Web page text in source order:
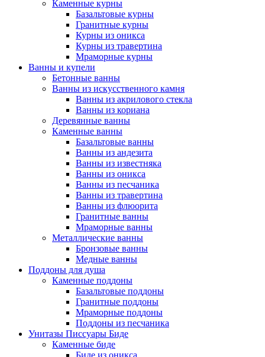
Каменные курны
Базальтовые курны
Гранитные курны
Курны из оникса
Курны из травертина
Мраморные курны
Ванны и купели
Бетонные ванны
Ванны из искусственного камня
Ванны из акрилового стекла
Ванны из кориана
Деревянные ванны
Каменные ванны
Базальтовые ванны
Ванны из андезита
Ванны из известняка
Ванны из оникса
Ванны из песчаника
Ванны из травертина
Ванны из флюорита
Гранитные ванны
Мраморные ванны
Металлические ванны
Бронзовые ванны
Медные ванны
Поддоны для душа
Каменные поддоны
Базальтовые поддоны
Гранитные поддоны
Мраморные поддоны
Поддоны из песчаника
Унитазы Писсуары Биде
Каменные биде
Биде из оникса